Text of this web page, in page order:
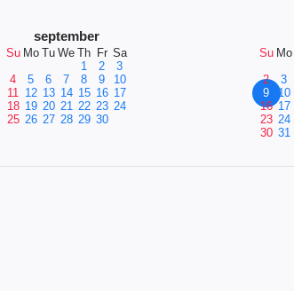
september
Su Mo Tu We Th Fr Sa
1
2
3
4
5 6 7 8 9
10
11 12 13 14 15 16 17
18 19 20 21 22 23 24
25 26 27 28 29 30
Su Mo
2
3
9
10
16 17
23 24
30 31